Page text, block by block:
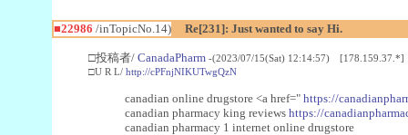
■22986 /inTopicNo.14) Re[231]: Just wanted to say Hi.
□投稿者/ CanadaPharm -(2023/07/15(Sat) 12:14:57) [178.159.37.*]
□U R L/ http://cPFnjNIKUTwgQzN
canadian online drugstore <a href=" https://
canadian pharmacy king reviews https://
canadian pharmacy 1 internet online drugstore